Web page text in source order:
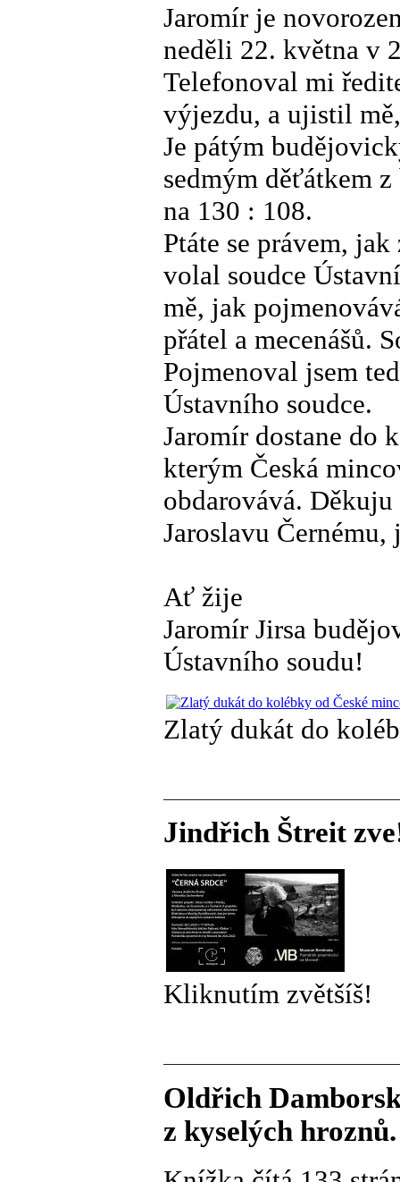
Jaromír je
neděli 22. května v
Telefonoval mi
výjezdu, a ujistil
Je pátým
sedmým děťátkem
na 130 : 108.
Ptáte se právem,
volal soudce
mě, jak
přátel a mecenášů.
Pojmenoval jsem
Ústavního soudce.
Jaromír dostane do
kterým Česká
obdarovává.
Jaroslavu Černému,
Ať žije
Jaromír Jirsa
Ústavního soudu!
Zlatý dukát do
Jindřich Štreit
Kliknutím zvětšíš!
Oldřich
z kyselých hroznů.